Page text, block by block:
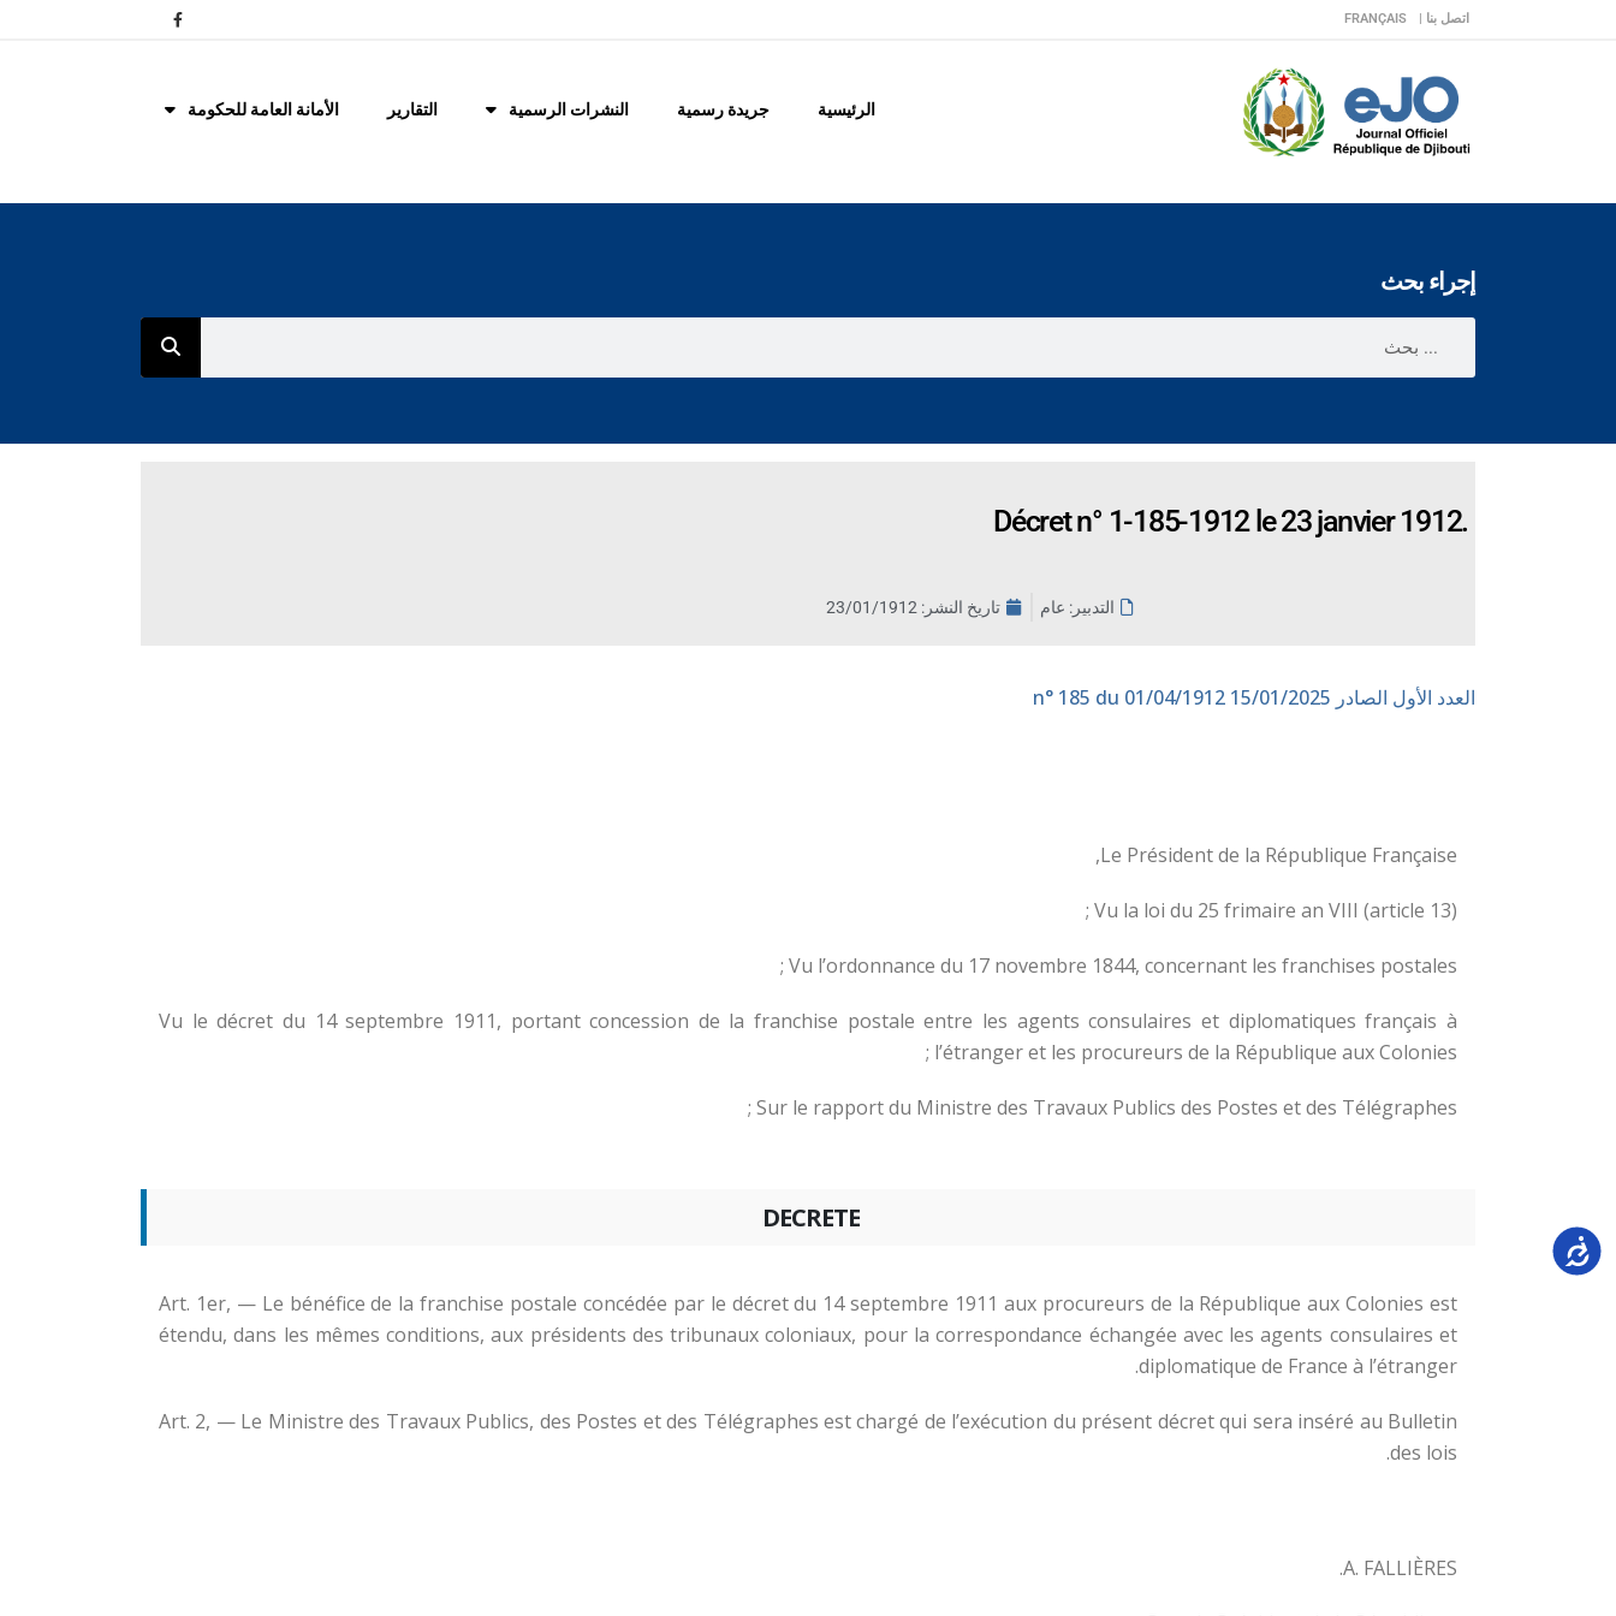
اتصل بنا | FRANÇAIS
الرئيسية جريدة رسمية النشرات الرسمية التقارير الأمانة العامة للحكومة
إجراء بحث
Décret n° 1-185-1912 le 23 janvier 1912.
التدبير: عام تاريخ النشر: 23/01/1912
العدد الأول الصادر 15/01/2025
Le Président de la République Française,
Vu la loi du 25 frimaire an VIII (article 13) ;
Vu l’ordonnance du 17 novembre 1844, concernant les franchises postales ;
Vu le décret du 14 septembre 1911, portant concession de la franchise postale entre les agents consulaires et diplomatiques français à
l’étranger et les procureurs de la République aux Colonies ;
Sur le rapport du Ministre des Travaux Publics des Postes et des Télégraphes ;
DECRETE
Art. 1er, — Le bénéfice de la franchise postale concédée par le décret du 14 septembre 1911 aux procureurs de la République aux Colonies est
étendu, dans les mêmes conditions, aux présidents des tribunaux coloniaux, pour la correspondance échangée avec les agents consulaires et
diplomatique de France à l’étranger.
Art. 2, — Le Ministre des Travaux Publics, des Postes et des Télégraphes est chargé de l’exécution du présent décret qui sera inséré au Bulletin
des lois.
A. FALLIÈRES.